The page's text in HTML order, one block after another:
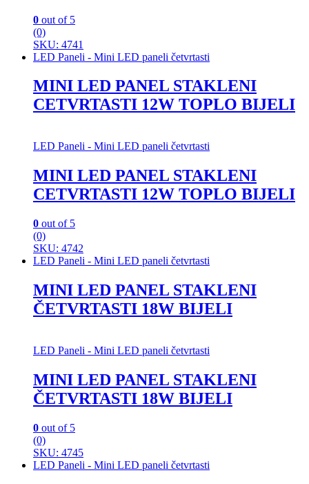
0 out of 5
(0)
SKU: 4741
LED Paneli - Mini LED paneli četvrtasti
MINI LED PANEL STAKLENI
CETVRTASTI 12W TOPLO BIJELI
LED Paneli - Mini LED paneli četvrtasti
MINI LED PANEL STAKLENI
CETVRTASTI 12W TOPLO BIJELI
0 out of 5
(0)
SKU: 4742
LED Paneli - Mini LED paneli četvrtasti
MINI LED PANEL STAKLENI
ČETVRTASTI 18W BIJELI
LED Paneli - Mini LED paneli četvrtasti
MINI LED PANEL STAKLENI
ČETVRTASTI 18W BIJELI
0 out of 5
(0)
SKU: 4745
LED Paneli - Mini LED paneli četvrtasti